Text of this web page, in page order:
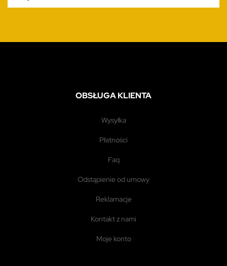
OBSŁUGA KLIENTA
wysyłka
płatności
faq
odstąpienie od umowy
reklamacje
kontakt z nami
moje konto